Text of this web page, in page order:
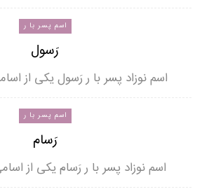
اسم پسر با ر
رَسول
اسم نوزاد پسر با ر رَسول یکی از
اسم پسر با ر
رَسام
اسم نوزاد پسر با ر رَسام یکی از